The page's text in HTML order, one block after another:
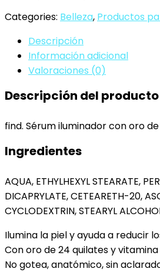
24K
gold
15
cantidad
Categories: Belleza, Productos
Descripción
Información adicional
Valoraciones (0)
Descripción del producto
find. Sérum iluminador con oro
Ingredientes
AQUA, ETHYLHEXYL STEARATE,
DICAPRYLATE, CETEARETH-20,
CYCLODEXTRIN, STEARYL
Ilumina la piel y ayuda a reducir
Con oro de 24 quilates y vitamina
No gotea, anatómico, sin